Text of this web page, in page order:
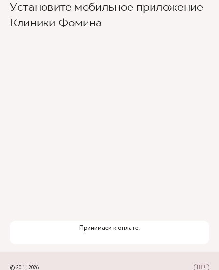
Ведущие врачи региона
Установите мобильное приложение
Клиники Фомина
Принимаем к оплате:
© 2011—2026